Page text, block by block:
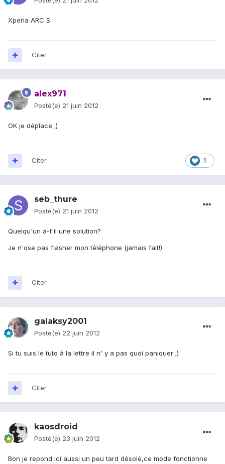
Xperia ARC S
Citer
alex971
Posté(e) 21 juin 2012
OK je déplace ;)
1
Citer
seb_thure
Posté(e) 21 juin 2012
Quelqu'un a-t'il une solution?
Je n'ose pas flasher mon téléphone (jamais fait!)
Citer
galaksy2001
Posté(e) 22 juin 2012
Si tu suis le tuto à la lettre il n' y a pas quoi paniquer ;)
Citer
kaosdroid
Posté(e) 23 juin 2012
Bon je repond ici aussi un peu tard désolé,ce mode fonctionne